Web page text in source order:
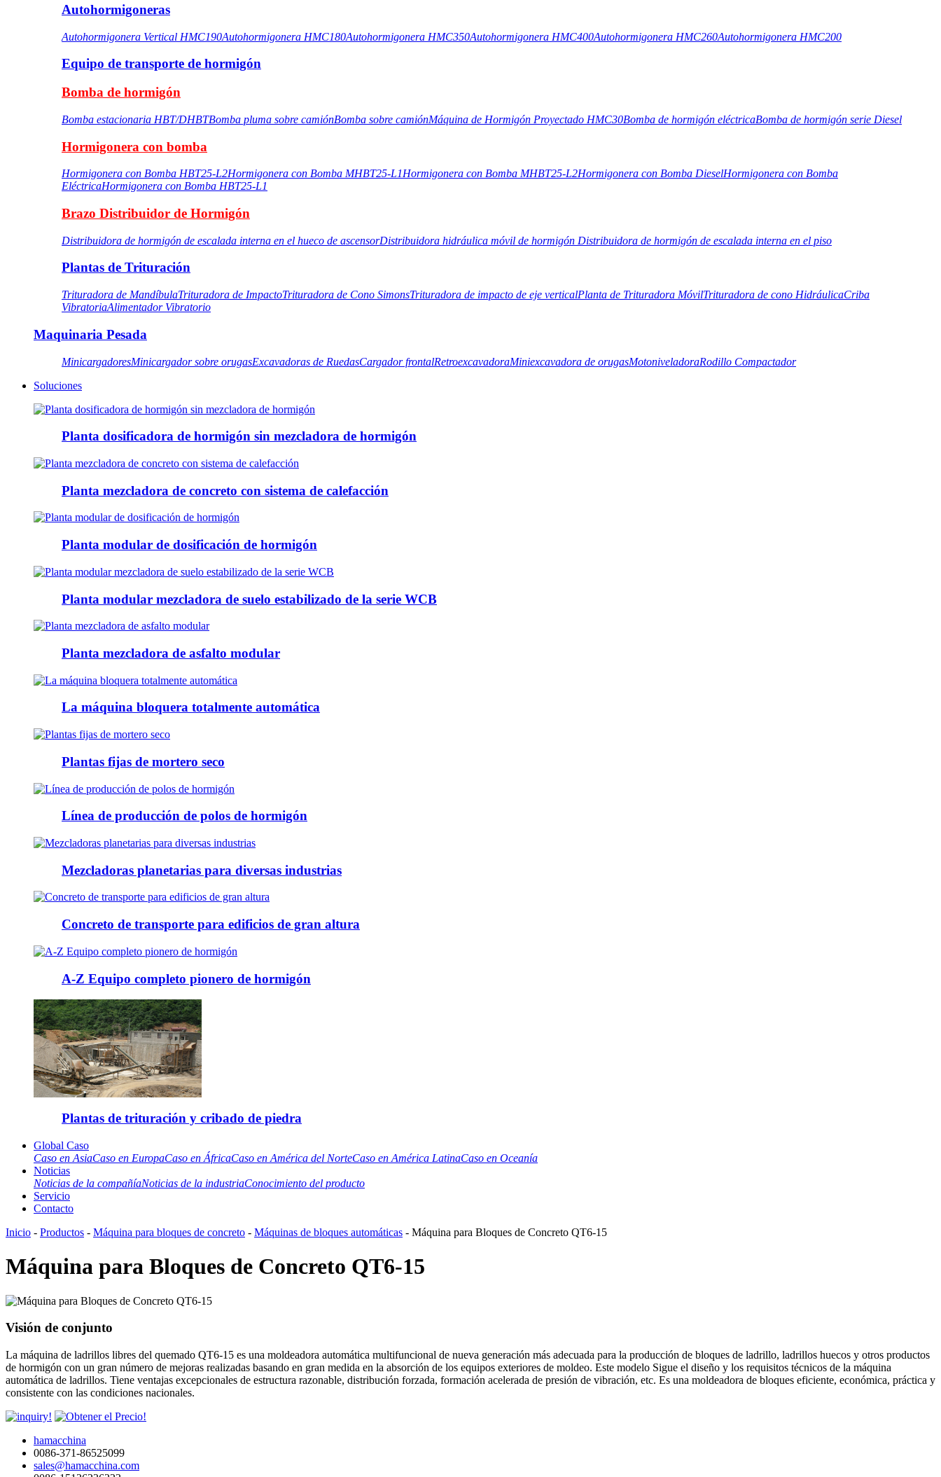
Autohormigoneras
Autohormigonera Vertical HMC190Autohormigonera HMC180Autohormigonera HMC350Autohormigonera HMC400Autohormigonera HMC260Autohormigonera HMC200
Equipo de transporte de hormigón
Bomba de hormigón
Bomba estacionaria HBT/DHBTBomba pluma sobre camiónBomba sobre camiónMáquina de Hormigón Proyectado HMC30Bomba de hormigón eléctricaBomba de hormigón serie Diesel
Hormigonera con bomba
Hormigonera con Bomba HBT25-L2Hormigonera con Bomba MHBT25-L1Hormigonera con Bomba MHBT25-L2Hormigonera con Bomba DieselHormigonera con Bomba
EléctricaHormigonera con Bomba HBT25-L1
Brazo Distribuidor de Hormigón
Distribuidora de hormigón de escalada interna en el hueco de ascensorDistribuidora hidráulica móvil de hormigón Distribuidora de hormigón de escalada interna en el piso
Plantas de Trituración
Trituradora de MandíbulaTrituradora de ImpactoTrituradora de Cono SimonsTrituradora de impacto de eje verticalPlanta de Trituradora MóvilTrituradora de cono HidráulicaCriba
VibratoriaAlimentador Vibratorio
Maquinaria Pesada
MinicargadoresMinicargador sobre orugasExcavadoras de RuedasCargador frontalRetroexcavadoraMiniexcavadora de orugasMotoniveladoraRodillo Compactador
Soluciones
Planta dosificadora de hormigón sin mezcladora de hormigón
Planta mezcladora de concreto con sistema de calefacción
Planta modular de dosificación de hormigón
Planta modular mezcladora de suelo estabilizado de la serie WCB
Planta mezcladora de asfalto modular
La máquina bloquera totalmente automática
Plantas fijas de mortero seco
Línea de producción de polos de hormigón
Mezcladoras planetarias para diversas industrias
Concreto de transporte para edificios de gran altura
A-Z Equipo completo pionero de hormigón
Plantas de trituración y cribado de piedra
Global Caso
Caso en AsiaCaso en EuropaCaso en ÁfricaCaso en América del NorteCaso en América LatinaCaso en Oceanía
Noticias
Noticias de la compañíaNoticias de la industriaConocimiento del producto
Servicio
Contacto
Inicio - Productos - Máquina para bloques de concreto - Máquinas de bloques automáticas - Máquina para Bloques de Concreto QT6-15
Máquina para Bloques de Concreto QT6-15
Visión de conjunto
La máquina de ladrillos libres del quemado QT6-15 es una moldeadora automática multifuncional de nueva generación más adecuada para la producción de bloques de ladrillo, ladrillos huecos y otros productos
de hormigón con un gran número de mejoras realizadas basando en gran medida en la absorción de los equipos exteriores de moldeo. Este modelo Sigue el diseño y los requisitos técnicos de la máquina
automática de ladrillos. Tiene ventajas excepcionales de estructura razonable, distribución forzada, formación acelerada de presión de vibración, etc. Es una moldeadora de bloques eficiente, económica, práctica y
consistente con las condiciones nacionales.
hamacchina
0086-371-86525099
sales@hamacchina.com